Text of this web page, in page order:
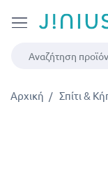
Αρχική Σπίτι &